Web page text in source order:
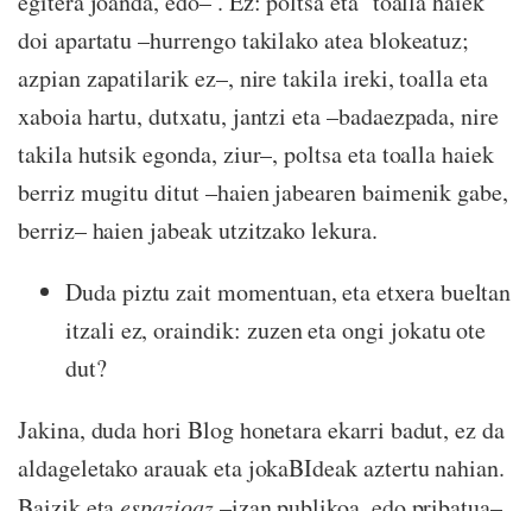
doi apartatu –hurrengo takilako atea blokeatuz;
azpian zapatilarik ez–, nire takila ireki, toalla eta
xaboia hartu, dutxatu, jantzi eta –badaezpada, nire
takila hutsik egonda, ziur–, poltsa eta toalla haiek
berriz mugitu ditut –haien jabearen baimenik gabe,
berriz– haien jabeak utzitzako lekura.
Duda piztu zait momentuan, eta etxera bueltan
itzali ez, oraindik: zuzen eta ongi jokatu ote
dut?
Jakina, duda hori Blog honetara ekarri badut, ez da
aldageletako arauak eta jokaBIdeak aztertu nahian.